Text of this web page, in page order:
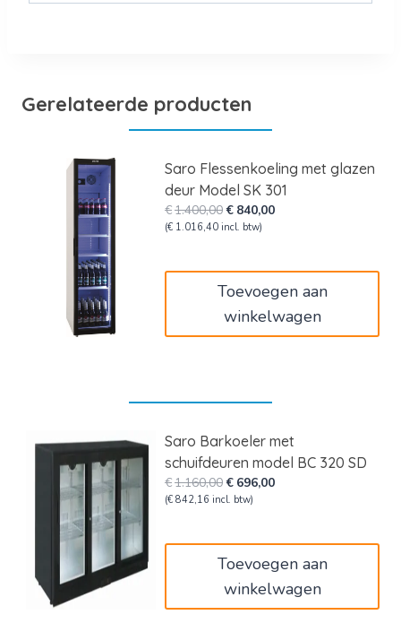
Gerelateerde producten
Saro Flessenkoeling met glazen
deur Model SK 301
€1.400,00Oorspronkelijke
prijs
€ 840,00Huidige
(€ 1.016,40 incl. btw)
Toevoegen aan
winkelwagen
Saro Barkoeler met
schuifdeuren model BC 320 SD
€1.160,00Oorspronkelijke
prijs
€ 696,00Huidige
(€ 842,16 incl. btw)
Toevoegen aan
winkelwagen